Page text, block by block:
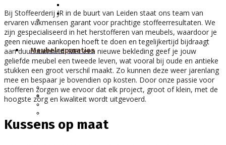
Leer verven
Kussens op maat
Theaterstoelen reinigen
Meubelreparaties
Bank opvullen
Zitkussens opvullen
Rugkussens opvullen
Bij Stoffeerderij JR in de buurt van Leiden staat ons team van
ervaren vakmensen garant voor prachtige stoffeerresultaten. We
zijn gespecialiseerd in het herstofferen van meubels, waardoor je
geen nieuwe aankopen hoeft te doen en tegelijkertijd bijdraagt
aan duurzaamheid. Met een nieuwe bekleding geef je jouw
geliefde meubel een tweede leven, wat vooral bij oude en antieke
stukken een groot verschil maakt. Zo kunnen deze weer jarenlang
mee en bespaar je bovendien op kosten. Door onze passie voor
stofferen zorgen we ervoor dat elk project, groot of klein, met de
hoogste zorg en kwaliteit wordt uitgevoerd.
Kussens op maat